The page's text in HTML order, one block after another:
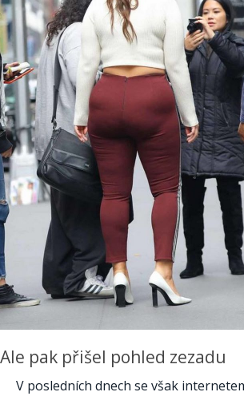
Ale pak přišel pohled zezadu
V posledních dnech se však